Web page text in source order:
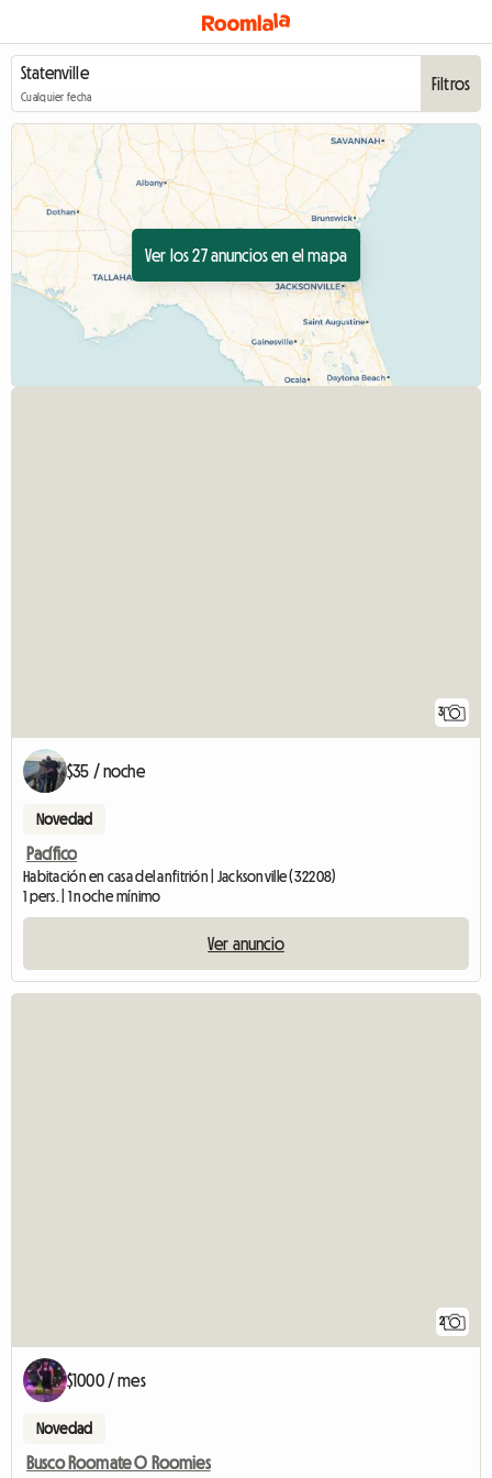
Cualquier fecha
Filtros
Ver los 27 anuncios en el mapa
3
$35 / noche
Novedad
Pacífico
Habitación en casa del anfitrión | Jacksonville (32208)
1 pers. | 1 noche mínimo
Ver anuncio
2
$1000 / mes
Novedad
Busco Roomate O Roomies